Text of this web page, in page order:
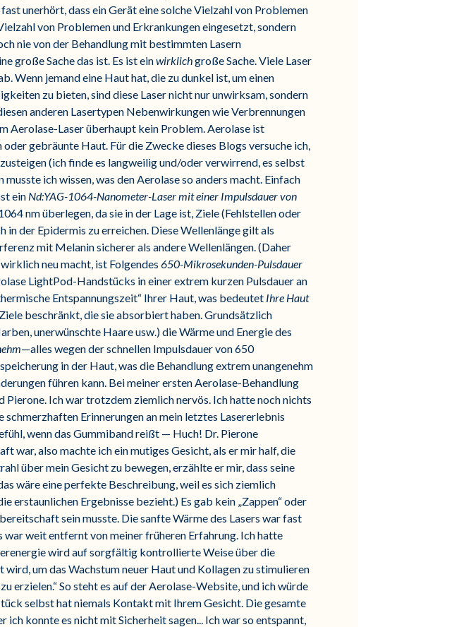
unerhört, dass ein Gerät eine solche Vielzahl von Problemen
von Problemen und Erkrankungen eingesetzt, sondern
nie von der Behandlung mit bestimmten Lasern
große Sache das ist. Es ist einwirklichgroße Sache. Viele Laser
Wenn jemand eine Haut hat, die zu dunkel ist, um einen
zu bieten, sind diese Laser nicht nur unwirksam, sondern
anderen Lasertypen Nebenwirkungen wie Verbrennungen
Laser überhaupt kein Problem. Aerolase ist
gebräunte Haut. Für die Zwecke dieses Blogs versuche ich,
(ich finde es langweilig und/oder verwirrend, es selbst
ich wissen, was den Aerolase so anders macht. Einfach
ein Nd:YAG-1064-Nanometer-Laser mit einer Impulsdauer von
nm überlegen, da sie in der Lage ist, Ziele (Fehlstellen oder
in der Epidermis zu erreichen. Diese Wellenlänge gilt als
mit Melanin sicherer als andere Wellenlängen. (Daher
neu macht, ist Folgendes 650-Mikrosekunden-Pulsdauer
LightPod-Handstücks in einer extrem kurzen Pulsdauer an
Entspannungszeit“ Ihrer Haut, was bedeutet Ihre Haut
beschränkt, die sie absorbiert haben. Grundsätzlich
unerwünschte Haare usw.) die Wärme und Energie des
—alles wegen der schnellen Impulsdauer von 650
in der Haut, was die Behandlung extrem unangenehm
führen kann. Bei meiner ersten Aerolase-Behandlung
Ich war trotzdem ziemlich nervös. Ich hatte noch nichts
Erinnerungen an mein letztes Lasererlebnis
wenn das Gummiband reißt — Huch! Dr. Pierone
war, also machte ich ein mutiges Gesicht, als er mir half, die
über mein Gesicht zu bewegen, erzählte er mir, dass seine
wäre eine perfekte Beschreibung, weil es sich ziemlich
Ergebnisse bezieht.) Es gab kein „Zappen“ oder
sein musste. Die sanfte Wärme des Lasers war fast
war weit entfernt von meiner früheren Erfahrung. Ich hatte
wird auf sorgfältig kontrollierte Weise über die
um das Wachstum neuer Haut und Kollagen zu stimulieren
erzielen.“ So steht es auf der Aerolase-Website, und ich würde
selbst hat niemals Kontakt mit Ihrem Gesicht. Die gesamte
konnte es nicht mit Sicherheit sagen... Ich war so entspannt,